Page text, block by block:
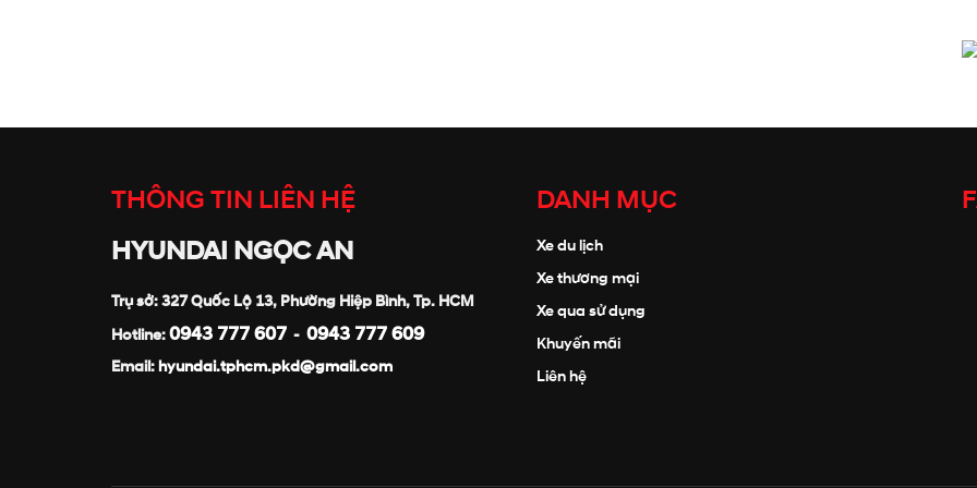
THÔNG TIN LIÊN HỆ
HYUNDAI NGỌC AN
Trụ sở: 327 Quốc Lộ 13, Phường Hiệp Bình, Tp. HCM
Hotline:0943 777 607 - 0943 777 609
Email: hyundai.tphcm.pkd@gmail.com
DANH MỤC
Xe du lịch
Xe thương mại
Xe qua sử dụng
Khuyến mãi
Liên hệ